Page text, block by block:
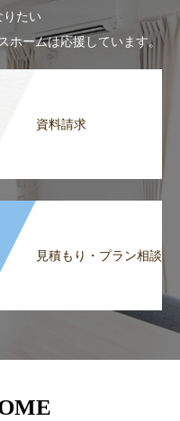
りたい
ホームは応援しています。
資料請求
見積もり・プラン相談